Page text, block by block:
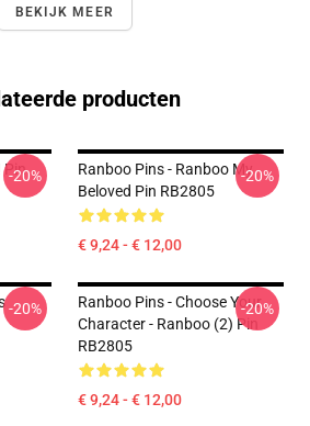
BEKIJK MEER
producten
Pin
-20%
Ranboo Pins - Ranboo My
Beloved Pin RB2805
€ 9,24 - € 12,00
-20%
-20%
Ranboo Pins - Choose Your
Character - Ranboo (2) Pin
RB2805
€ 9,24 - € 12,00
-20%